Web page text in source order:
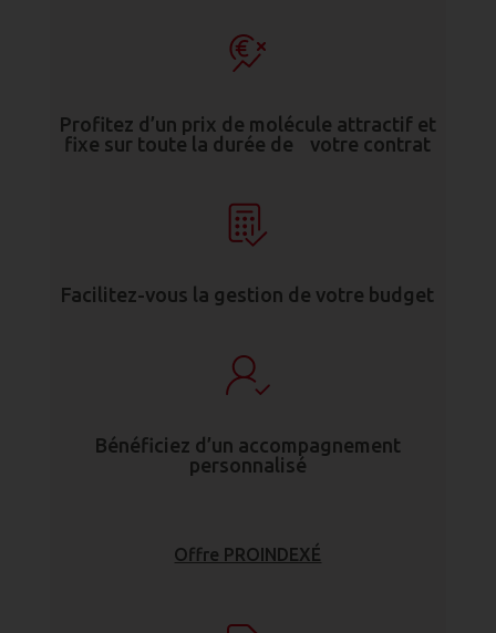
Profitez d’un prix de molécule attractif et
fixe sur toute la durée de votre contrat
Facilitez-vous la gestion de votre budget
Bénéficiez d’un accompagnement
personnalisé
Offre PROINDEXÉ